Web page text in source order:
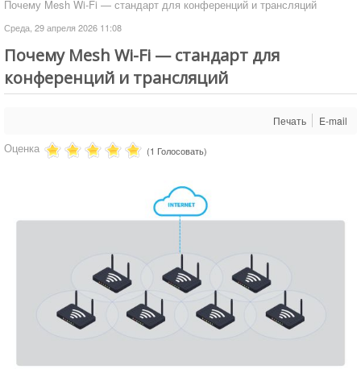
Прокат оборудования
Услуги
Условия проката
Статьи
Юридическим лицам
Почему Mesh Wi-Fi — стандарт для конференций и трансляций
Среда, 29 апреля 2026 11:08
Почему Mesh Wi-Fi — стандарт для
конференций и трансляций
Печать E-mail
Оценка (1 Голосовать)